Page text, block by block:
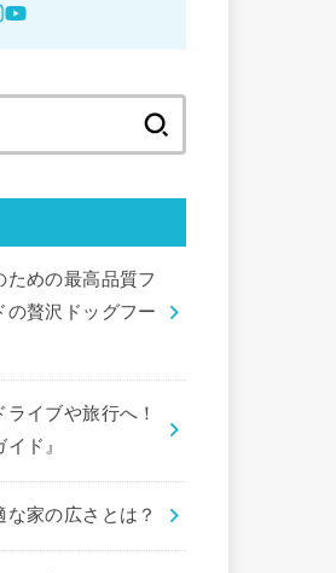
ための最高品質フ
の贅沢ドッグフー
ライブや旅行へ！
ド』
家の広さとは？